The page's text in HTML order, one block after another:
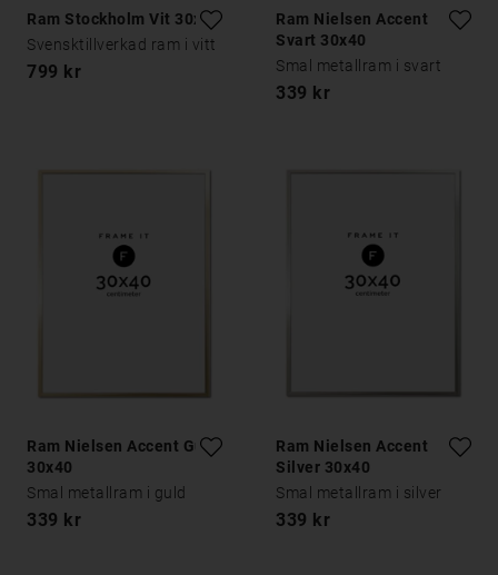
Ram Stockholm Vit 30x40
Svensktillverkad ram i vitt
799 kr
Ram Nielsen Accent
Svart 30x40
Smal metallram i svart
339 kr
Ram Nielsen Accent Guld
30x40
Smal metallram i guld
339 kr
Ram Nielsen Accent
Silver 30x40
Smal metallram i silver
339 kr